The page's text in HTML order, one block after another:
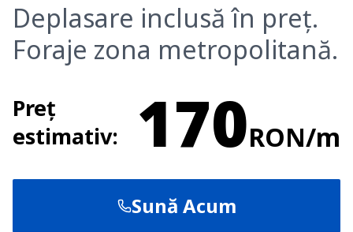
Deplasare inclusă în preț.
Foraje zona metropolitană.
Preț
estimativ:
170RON/m
Sună Acum